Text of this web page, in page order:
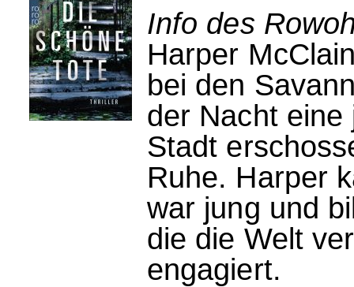
Info des
Harper
bei den
der Nacht
Stadt
Ruhe. Harper
war jung und
die die Welt
engagiert.